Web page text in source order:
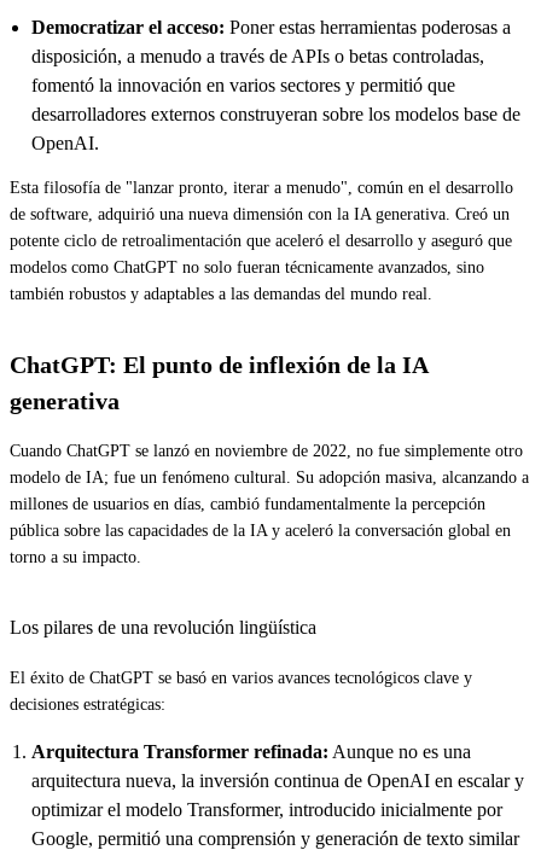
Democratizar el acceso: Poner estas herramientas poderosas a
disposición, a menudo a través de APIs o betas controladas,
fomentó la innovación en varios sectores y permitió que
desarrolladores externos construyeran sobre los modelos base de
OpenAI.
Esta filosofía de "lanzar pronto, iterar a menudo", común en el desarrollo
de software, adquirió una nueva dimensión con la IA generativa. Creó un
potente ciclo de retroalimentación que aceleró el desarrollo y aseguró que
modelos como ChatGPT no solo fueran técnicamente avanzados, sino
también robustos y adaptables a las demandas del mundo real.
ChatGPT: El punto de inflexión de la IA
generativa
Cuando ChatGPT se lanzó en noviembre de 2022, no fue simplemente otro
modelo de IA; fue un fenómeno cultural. Su adopción masiva, alcanzando a
millones de usuarios en días, cambió fundamentalmente la percepción
pública sobre las capacidades de la IA y aceleró la conversación global en
torno a su impacto.
Los pilares de una revolución lingüística
El éxito de ChatGPT se basó en varios avances tecnológicos clave y
decisiones estratégicas:
Arquitectura Transformer refinada: Aunque no es una
arquitectura nueva, la inversión continua de OpenAI en escalar y
optimizar el modelo Transformer, introducido inicialmente por
Google, permitió una comprensión y generación de texto similar